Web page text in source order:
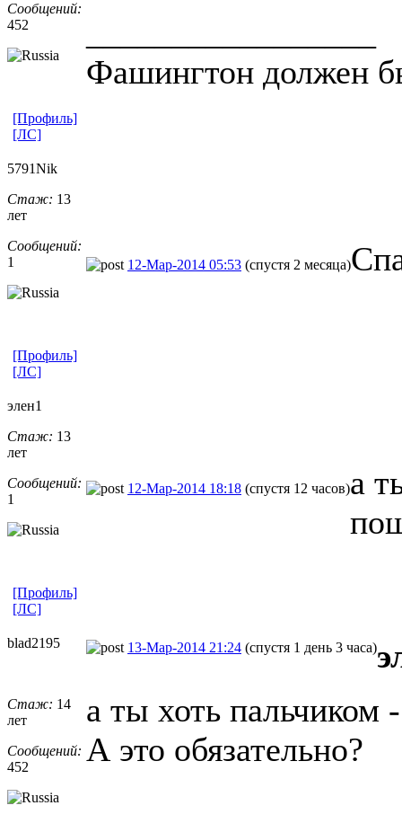
Сообщений:
452
Фашингтон должен
[Профиль]
[ЛС]
5791Nik
Стаж: 13
лет
Сообщений:
1
12-Мар-2014 05:53 (спустя 2 месяца)
[Профиль]
[ЛС]
элен1
Стаж: 13
лет
Сообщений:
1
12-Мар-2014 18:18 (спустя 12 часов)а
[Профиль]
[ЛС]
blad2195
Стаж: 14
лет
Сообщений:
452
13-Мар-2014 21:24 (спустя 1 день 3 часа)
а ты хоть пальчиком
А это обязательно?